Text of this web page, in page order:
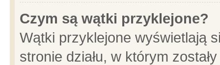
Czym są wątki przyklejone?
Wątki przyklejone wyświetlają
stronie działu, w którym